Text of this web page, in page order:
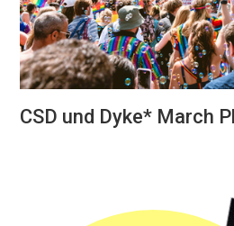
CSD und Dyke* March